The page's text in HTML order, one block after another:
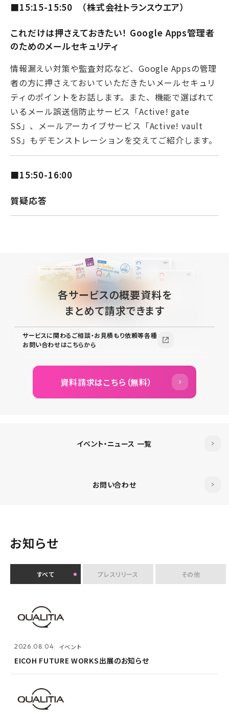
■15:15-15:50 （株式会社トランスウエア）
これだけは押さえておきたい！ Google Apps管理者
のためのメールセキュリティ
情報漏えい対策や監査対応など、Google Appsの管理
者の方に押さえておいていただきたいメールセキュリ
ティのポイントをお話します。また、機能で選ばれて
いるメール誤送信防止サービス「Active! gate
SS」、メールアーカイブサービス「Active! vault
SS」もデモンストレーションを交えてご紹介します。
■15:50-16:00
質疑応答
各サービスの概要資料を
まとめて請求できます
サービスに関わるご相談・お見積もり依頼等各種
お問い合わせはこちらから
資料請求はこちら（無料）
イベント・ニュース 一覧
お問い合わせ
お知らせ
すべて プレスリリース その他
2026.08.04 イベント
EICOH FUTURE WORKS出展のお知らせ
2026.07.30
クオリティアユーザー会『&NEXT』を9月4日に初開
催 〜リアルな交流を通じて、経営理念「つなげる・つな
がる想いを未来へつなぐ」を体現〜
2026.08.03 メンテナンス
ホームページ『メンテナンス作業による一時閉鎖』のお